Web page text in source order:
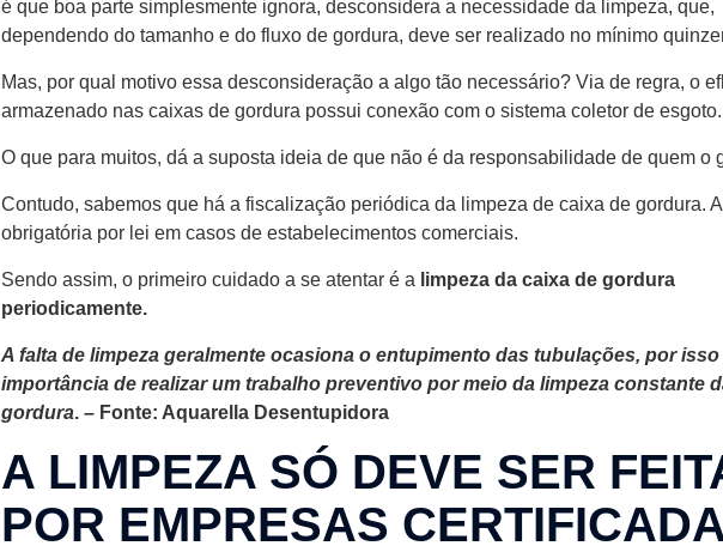
é que boa parte simplesmente ignora, desconsidera a necessidade da limpeza, que,
dependendo do tamanho e do fluxo de gordura, deve ser realizado no mínimo
Mas, por qual motivo essa desconsideração a algo tão necessário? Via de regra, o
armazenado nas caixas de gordura possui conexão com o sistema coletor de esgoto.
O que para muitos, dá a suposta ideia de que não é da responsabilidade de quem o
Contudo, sabemos que há a fiscalização periódica da limpeza de caixa de gordura.
obrigatória por lei em casos de estabelecimentos comerciais.
Sendo assim, o primeiro cuidado a se atentar é a limpeza da caixa de gordura
periodicamente.
A falta de limpeza geralmente ocasiona o entupimento das tubulações, por isso
importância de realizar um trabalho preventivo por meio da limpeza constante
gordura. – Fonte: Aquarella Desentupidora
A LIMPEZA SÓ DEVE SER
POR EMPRESAS